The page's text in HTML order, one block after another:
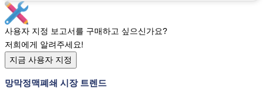
사용자 지정 보고서를 구매하고 싶으신가요?
저희에게 알려주세요!
지금 사용자 지정
망막정맥폐쇄 시장 트렌드